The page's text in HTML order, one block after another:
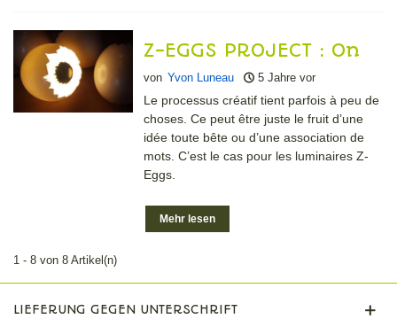
Z-EGGS PROJECT : On
ne fait pas de crêpes
sans casser des œufs
von Yvon Luneau 5 Jahre vor
Le processus créatif tient parfois à peu de
choses. Ce peut être juste le fruit d’une
idée toute bête ou d’une association de
mots. C’est le cas pour les luminaires Z-
Eggs.
Mehr lesen
1 - 8 von 8 Artikel(n)
LIEFERUNG GEGEN UNTERSCHRIFT